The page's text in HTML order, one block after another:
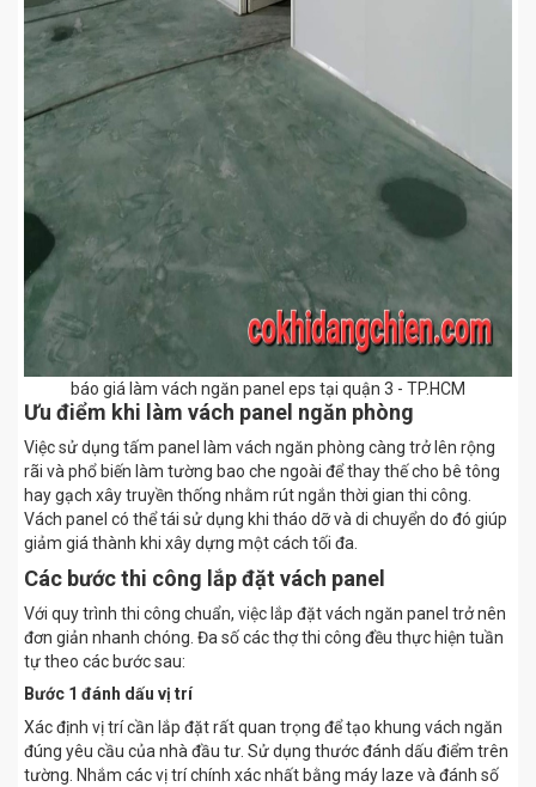
báo giá làm vách ngăn panel eps tại quận 3 - TP.HCM
Ưu điểm khi làm vách panel ngăn phòng
Việc sử dụng tấm panel làm vách ngăn phòng càng trở lên rộng
rãi và phổ biến làm tường bao che ngoài để thay thế cho bê tông
hay gạch xây truyền thống nhằm rút ngắn thời gian thi công.
Vách panel có thể tái sử dụng khi tháo dỡ và di chuyển do đó giúp
giảm giá thành khi xây dựng một cách tối đa.
Các bước thi công lắp đặt vách panel
Với quy trình thi công chuẩn, việc lắp đặt vách ngăn panel trở nên
đơn giản nhanh chóng. Đa số các thợ thi công đều thực hiện tuần
tự theo các bước sau:
Bước 1 đánh dấu vị trí
Xác định vị trí cần lắp đặt rất quan trọng để tạo khung vách ngăn
đúng yêu cầu của nhà đầu tư. Sử dụng thước đánh dấu điểm trên
tường. Nhắm các vị trí chính xác nhất bằng máy laze và đánh số